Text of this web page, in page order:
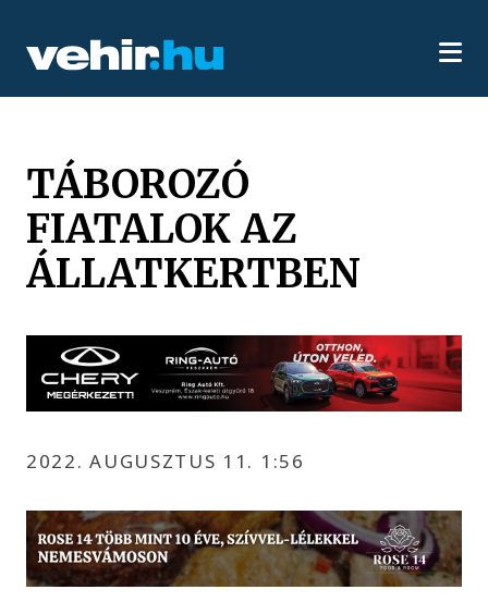
TÁBOROZÓ
FIATALOK AZ
ÁLLATKERTBEN
2022. AUGUSZTUS 11. 1:56